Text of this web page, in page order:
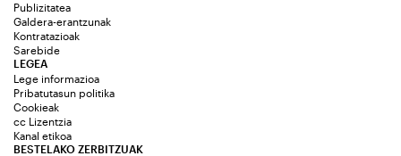
Publizitatea
Galdera-erantzunak
Kontratazioak
Sarebide
LEGEA
Lege informazioa
Pribatutasun politika
Cookieak
cc Lizentzia
Kanal etikoa
BESTELAKO ZERBITZUAK